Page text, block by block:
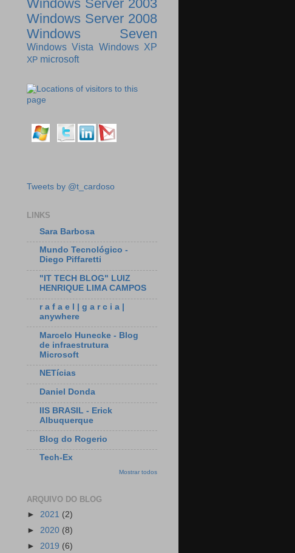
Windows Server 2003
Windows Server 2008
Windows Seven
Windows Vista Windows XP
XP microsoft
Tweets by @t_cardoso
LINKS
Sara Barbosa
Mundo Tecnológico -
Diego Piffaretti
"IT TECH BLOG" LUIZ
HENRIQUE LIMA CAMPOS
r a f a e l | g a r c i a |
anywhere
Marcelo Hunecke - Blog
de infraestrutura
Microsoft
NETícias
Daniel Donda
IIS BRASIL - Erick
Albuquerque
Blog do Rogerio
Tech-Ex
Mostrar todos
ARQUIVO DO BLOG
► 2021 (2)
► 2020 (8)
► 2019 (6)